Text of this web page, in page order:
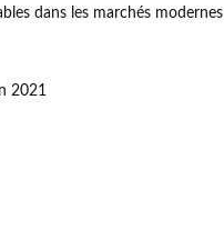
dans les marchés modernes
2021